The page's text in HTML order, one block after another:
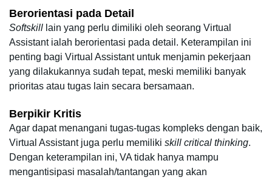
Berorientasi pada Detail
Softskill lain yang perlu dimiliki oleh seorang Virtual
Assistant ialah berorientasi pada detail. Keterampilan ini
penting bagi Virtual Assistant untuk menjamin pekerjaan
yang dilakukannya sudah tepat, meski memiliki banyak
prioritas atau tugas lain secara bersamaan.
Berpikir Kritis
Agar dapat menangani tugas-tugas kompleks dengan baik,
Virtual Assistant juga perlu memiliki skill critical thinking.
Dengan keterampilan ini, VA tidak hanya mampu
mengantisipasi masalah/tantangan yang akan